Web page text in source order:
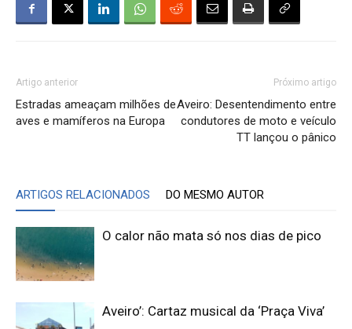
Artigo anterior
Estradas ameaçam milhões de
aves e mamíferos na Europa
Próximo artigo
Aveiro: Desentendimento entre
condutores de moto e veículo
TT lançou o pânico
ARTIGOS RELACIONADOS DO MESMO AUTOR
O calor não mata só nos dias de pico
Aveiro’: Cartaz musical da ‘Praça Viva’